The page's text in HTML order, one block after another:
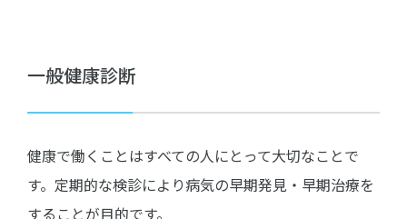
一般健康診断
健康で働くことはすべての人にとって大切なことで
す。定期的な検診により病気の早期発見・早期治療を
することが目的です。